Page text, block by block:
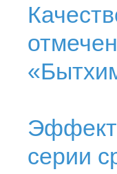
серии